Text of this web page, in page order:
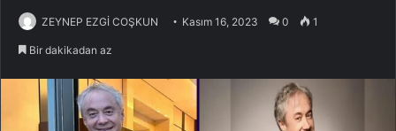
ZEYNEP EZGİ COŞKUN Kasım 16, 2023 0 1
Bir dakikadan az